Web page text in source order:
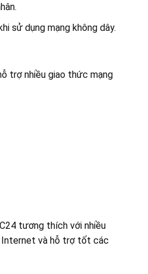
sử dụng mạng không dây.
trợ nhiều giao thức mạng
tương thích với nhiều
Internet và hỗ trợ tốt các